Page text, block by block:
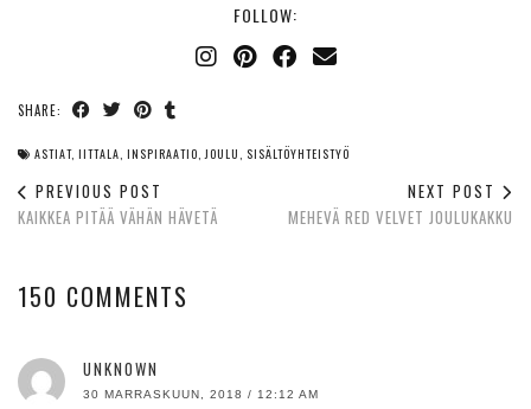
FOLLOW:
SHARE:
ASTIAT, IITTALA INSPIRAATIO JOULU SISÄLTÖYHTEISTYÖ
PREVIOUS POST
KAIKKEA PITÄÄ VÄHÄN HÄVETÄ
NEXT POST
MEHEVÄ RED VELVET JOULUKAKKU
150 COMMENTS
UNKNOWN
30 MARRASKUUN, 2018 / 12:12 AM